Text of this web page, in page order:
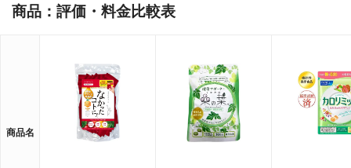
商品：評価・料金比較表
商品名